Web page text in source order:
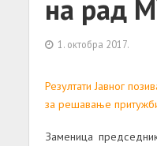
на рад
1. октобра 2017.
Резултати Јавног
за решавање
Заменица